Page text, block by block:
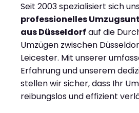
Seit 2003 spezialisiert sich
professionelles
aus Düsseldorf auf die
Umzügen zwischen
Leicester. Mit unserer
Erfahrung und unserem
stellen wir sicher, dass Ihr
reibungslos und effizient